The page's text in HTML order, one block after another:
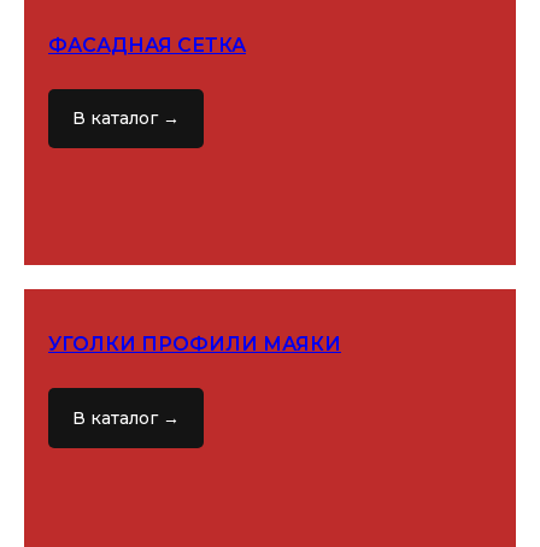
ФАСАДНАЯ СЕТКА
В каталог →
УГОЛКИ ПРОФИЛИ МАЯКИ
В каталог →
ПАРТНЕРЫ